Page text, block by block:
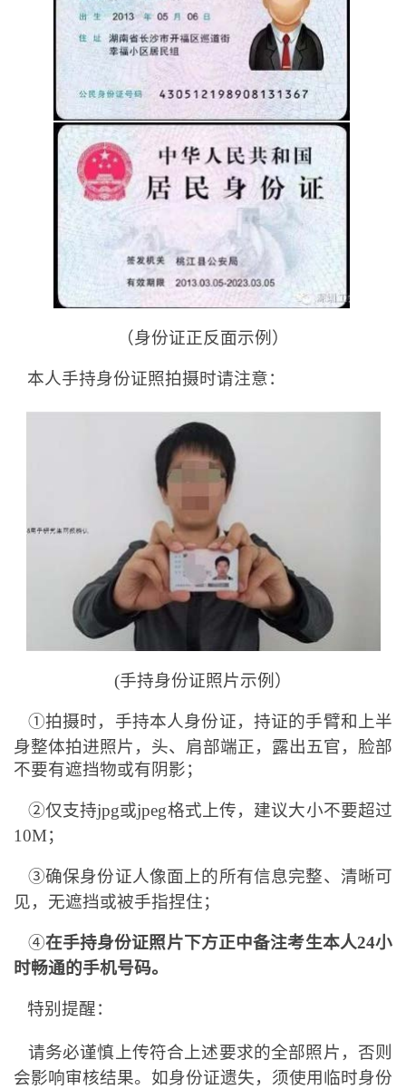
（身份证正反面示例）
本人手持身份证照拍摄时请注意：
(手持身份证照片示例）
①拍摄时，手持本人身份证，持证的手臂和上半
身整体拍进照片，头、肩部端正，露出五官，脸部
不要有遮挡物或有阴影；
②仅支持jpg或jpeg格式上传，建议大小不要超过
10M；
③确保身份证人像面上的所有信息完整、清晰可
见，无遮挡或被手指捏住；
④在手持身份证照片下方正中备注考生本人24小
时畅通的手机号码。
特别提醒：
请务必谨慎上传符合上述要求的全部照片，否则
会影响审核结果。如身份证遗失，须使用临时身份